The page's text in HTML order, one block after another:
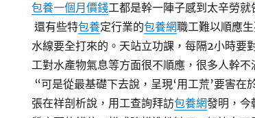
包養一個月價錢工都是幹一陣子感到太辛勞
還有些特包養定行業的包養網職工難以順應
水線要全打來的。天站立功課，每隔2小時要
工對水產物氣息等方面很不順應，很多人幹不
“可是從最基礎下去說，呈現‘用工荒’要害
張在祥剖析說，用工查詢拜訪包養網發明，今